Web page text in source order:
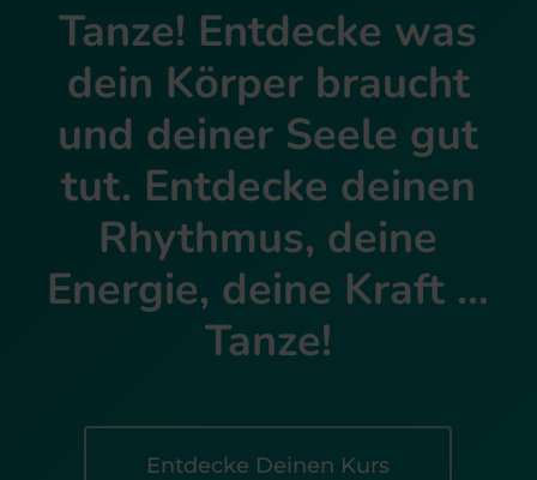
Tanze! Entdecke was
dein Körper braucht
und deiner Seele gut
tut. Entdecke deinen
Rhythmus, deine
Energie, deine Kraft …
Tanze!
Entdecke Deinen Kurs